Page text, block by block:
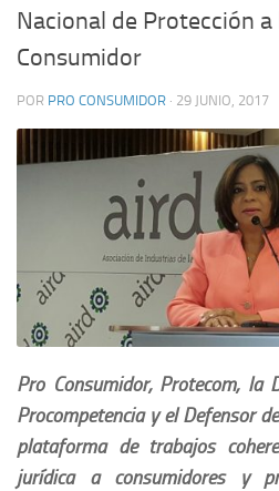
Nacional de Protección
Consumidor
POR PRO CONSUMIDOR · 29 JUNIO, 2017
Pro Consumidor, Protecom, la
Procompetencia y el Defensor
plataforma de trabajos
jurídica a consumidores y